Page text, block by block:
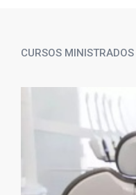
CURSOS MINISTRADOS